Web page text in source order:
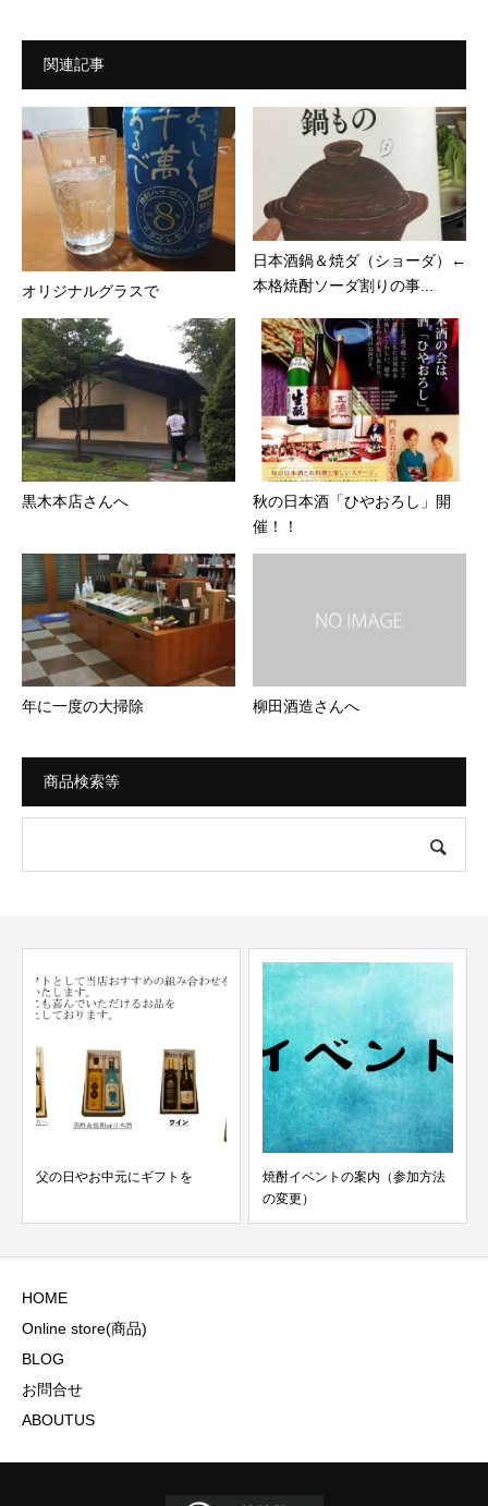
関連記事
オリジナルグラスで
日本酒鍋＆焼ダ（ショーダ）←
本格焼酎ソーダ割りの事...
黒木本店さんへ
秋の日本酒「ひやおろし」開
催！！
年に一度の大掃除 柳田酒造さんへ
商品検索等
焼酎イベントの案内（参加方法
柳田酒造×生楽陶苑イベントオン
ライン受付開始！
HOME
Online store(商品)
BLOG
お問合せ
ABOUTUS